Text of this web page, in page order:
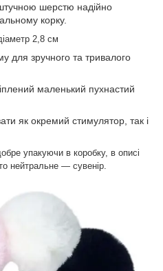
шерстю надійно
корку.
2,8 см
для зручного та тривалого
маленький пухнастий
як окремий стимулятор, так і
упакуючи в коробку, в описі
нейтральне — сувенір.